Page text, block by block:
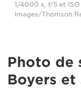
1/4000 s, f/5 et
Images/Thomson
Photo de
Boyers